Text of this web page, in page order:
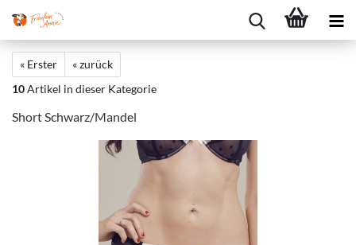
« Erster
« zurück
10Artikel in dieser Kategorie
Short Schwarz/Mandel